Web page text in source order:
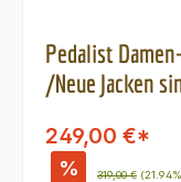
Pedalist
/Neue Jacken
249,00 €*
% Regulärer Preis:
319,00 €